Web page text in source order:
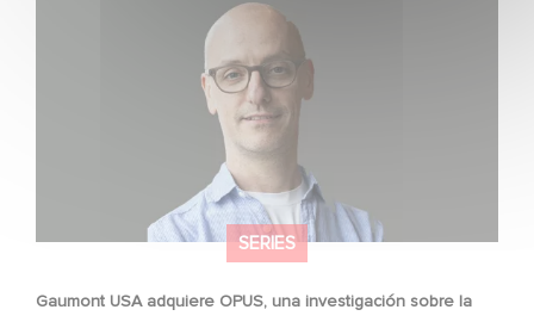
SERIES
Gaumont USA adquiere OPUS, una investigación sobre la
la caída de Banco Popular